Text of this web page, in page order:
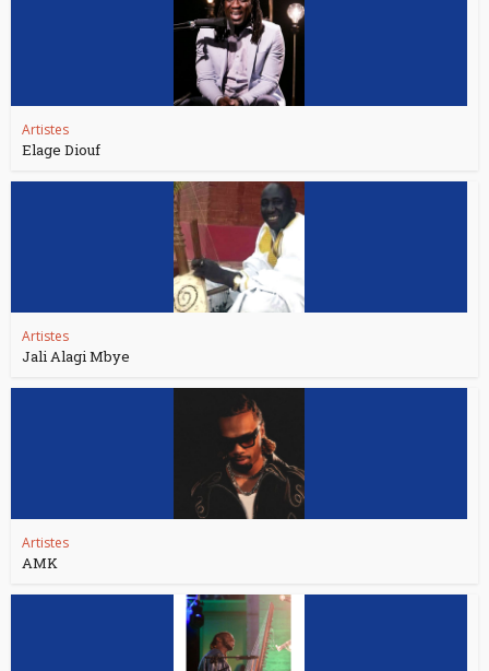
Artistes
Elage Diouf
Artistes
Jali Alagi Mbye
Artistes
AMK